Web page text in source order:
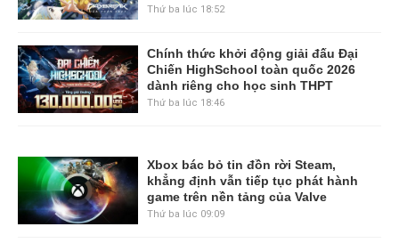
Thứ ba lúc 18:52
Chính thức khởi động giải đấu Đại
Chiến HighSchool toàn quốc 2026
dành riêng cho học sinh THPT
Thứ ba lúc 18:46
Xbox bác bỏ tin đồn rời Steam,
khẳng định vẫn tiếp tục phát hành
game trên nền tảng của Valve
Thứ ba lúc 09:09